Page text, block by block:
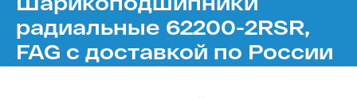
радиальные 62200-2RSR,
FAG с доставкой по России